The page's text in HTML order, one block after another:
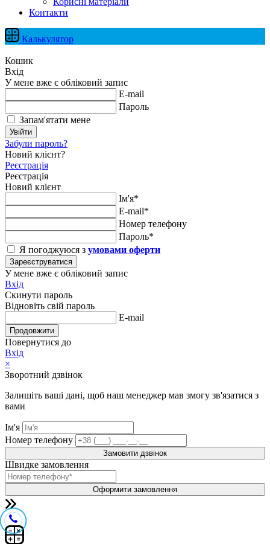
Контакти
Калькулятор
Кошик
Вхід
У мене вже є обліковий запис
E-mail
Пароль
Запам'ятати мене
Увійти
Забули пароль?
Новий клієнт?
Реєстрація
Реєстрація
Новий клієнт
Ім'я*
E-mail*
Номер телефону
Пароль*
Я погоджуюся з умовами оферти
Зареєструватися
У мене вже є обліковий запис
Вхід
Скинути пароль
Відновіть свій пароль
E-mail
Продовжити
Повернутися до
Вхід
×
Зворотний дзвінок
Залишіть ваші дані, щоб наш менеджер мав змогу зв'язатися з
вами
Ім'я
Номер телефону
Замовити дзвінок
Швидке замовлення
Оформити замовлення